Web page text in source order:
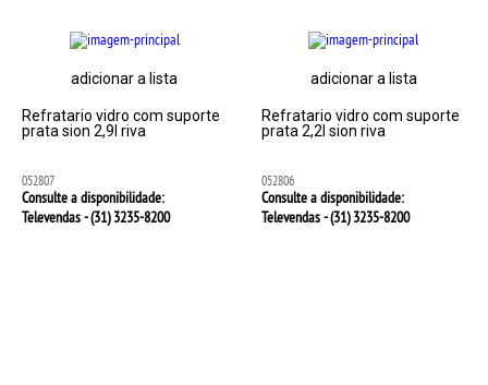
adicionar a lista
Refratario vidro com suporte
prata sion 2,9l riva
052807
Consulte a disponibilidade:
Televendas - (31)3235-8200
adicionar a lista
Refratario vidro com suporte
prata 2,2l sion riva
052806
Consulte a disponibilidade:
Televendas - (31)3235-8200